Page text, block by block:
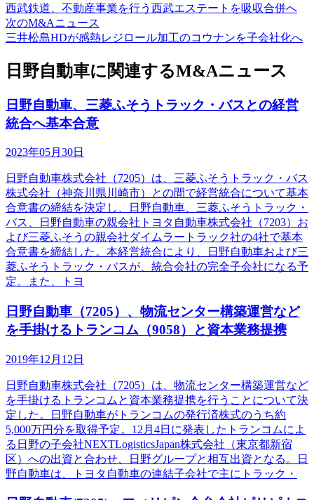
西武鉄道、不動産事業を行う西武エステートを吸収合併へ
次のM&Aニュース
三井松島HDが感熱レジロール加工のコウナンを子会社化へ
日野自動車に関連するM&Aニュース
日野自動車、三菱ふそうトラック・バスとの経営
統合へ基本合意
2023年05月30日
日野自動車株式会社（7205）は、三菱ふそうトラック・バス
株式会社（神奈川県川崎市）との間で経営統合について基本
合意書の締結を決定し、日野自動車、三菱ふそうトラック・
バス、日野自動車の親会社トヨタ自動車株式会社（7203）お
よび三菱ふそうの親会社ダイムラートラック社の4社で基本
合意書を締結した。本経営統合により、日野自動車および三
菱ふそうトラック・バスが、統合会社の完全子会社になる予
定。また、トヨ
日野自動車（7205）、物流センター構築運営など
を手掛けるトランコム（9058）と資本業務提携
2019年12月12日
日野自動車株式会社（7205）は、物流センター構築運営など
を手掛けるトランコムと資本業務提携を行うことについて決
定した。日野自動車がトランコムの発行済株式のうち約
5,000万円分を取得予定。12月4日に発表したトランコムによ
る日野の子会社NEXTLogisticsJapan株式会社（東京都新宿
区）への出資と合わせ、日野グループと相互出資となる。日
野自動車は、トヨタ自動車の連結子会社で主にトラック・